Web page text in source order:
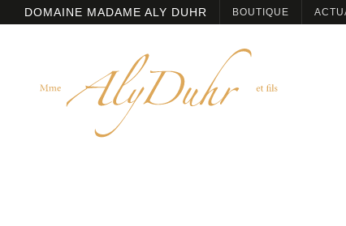
DOMAINE MADAME ALY DUHR BOUTIQUE